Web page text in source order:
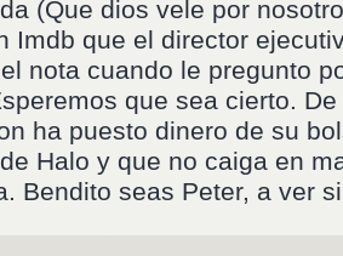
(Que dios vele por
Imdb que el director
nota cuando le pregunto
que sea cierto.
ha puesto dinero de su
Halo y que no caiga en
Bendito seas Peter, a ver